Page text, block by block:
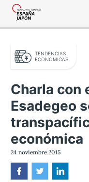
TENDENCIAS
ECONÓMICAS
Charla con
Esadegeo
económica
24 noviembre 2015